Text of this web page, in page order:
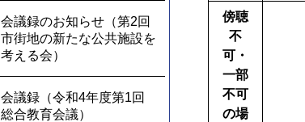
会議録のお知らせ（第2回
市街地の新たな公共施設を
考える会）
会議録（令和4年度第1回
総合教育会議）
傍聴
不
可・
一部
不可
の場